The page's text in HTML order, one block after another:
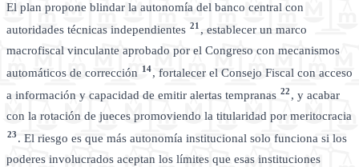
El plan propone blindar la autonomía del banco central con
autoridades técnicas independientes 21 , establecer un marco
macrofiscal vinculante aprobado por el Congreso con mecanismos
automáticos de corrección 14, fortalecer el Consejo Fiscal con acceso
a información y capacidad de emitir alertas tempranas 22 , y acabar
con la rotación de jueces promoviendo la titularidad por meritocracia
23. El riesgo es que más autonomía institucional solo funciona si los
poderes involucrados aceptan los límites que esas instituciones